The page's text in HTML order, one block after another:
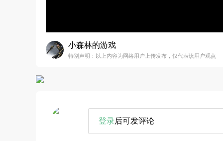
小森林的游戏
特别声明：以上内容为网络用户上传发布，仅代表该用户观点
登录后可发评论